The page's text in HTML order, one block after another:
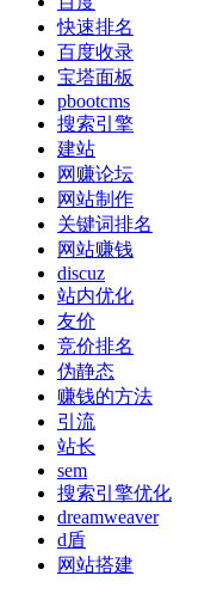
快速排名
百度收录
宝塔面板
pbootcms
搜索引擎
建站
网赚论坛
网站制作
关键词排名
网站赚钱
discuz
站内优化
友价
竞价排名
伪静态
赚钱的方法
引流
站长
sem
搜索引擎优化
dreamweaver
d盾
网站搭建